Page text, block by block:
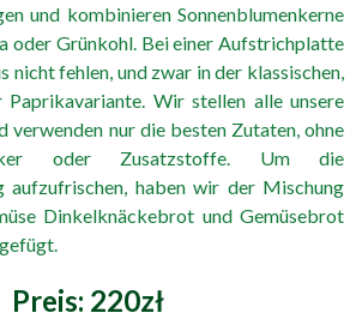
und kombinieren Sonnenblumenkerne
oder Grünkohl. Bei einer Aufstrichplatte
nicht fehlen, und zwar in der klassischen,
Wir stellen alle unsere
verwenden nur die besten Zutaten, ohne
oder Zusatzstoffe. Um die
aufzufrischen, haben wir der Mischung
Dinkelknäckebrot und Gemüsebrot
Preis: 220zł